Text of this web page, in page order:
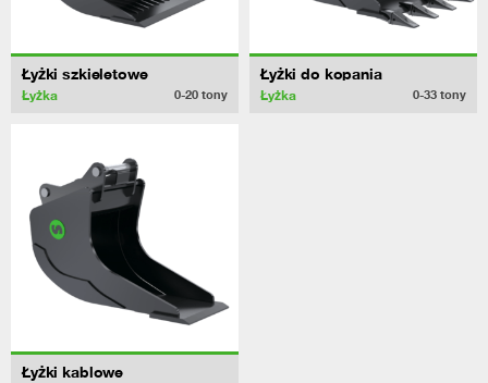
Łyżki szkieletowe
Łyżka 0-20 tony
Łyżki do kopania
Łyżka 0-33 tony
Łyżki kablowe